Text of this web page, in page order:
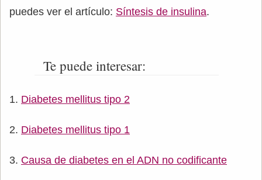
puedes ver el artículo: Síntesis de insulina.
Te puede interesar:
Diabetes mellitus tipo 2
Diabetes mellitus tipo 1
Causa de diabetes en el ADN no codificante